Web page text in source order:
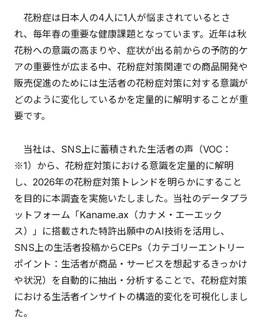
花粉症は日本人の4人に1人が悩まされているとさ
れ、毎年春の重要な健康課題となっています。近年は秋
花粉への意識の高まりや、症状が出る前からの予防的ケ
アの重要性が広まる中、花粉症対策関連での商品開発や
販売促進のためには生活者の花粉症対策に対する意識が
どのように変化しているかを定量的に解明することが重
要です。
当社は、SNS上に蓄積された生活者の声（VOC：
※1）から、花粉症対策における意識を定量的に解明
し、2026年の花粉症対策トレンドを明らかにすること
を目的に本調査を実施いたしました。当社のデータプラ
ットフォーム「Kaname.ax（カナメ・エーエック
ス）」に搭載された特許出願中のAI技術を活用し、
SNS上の生活者投稿からCEPs（カテゴリーエントリー
ポイント：生活者が商品・サービスを想起するきっかけ
や状況）を自動的に抽出・分析することで、花粉症対策
における生活者インサイトの構造的変化を可視化しまし
た。